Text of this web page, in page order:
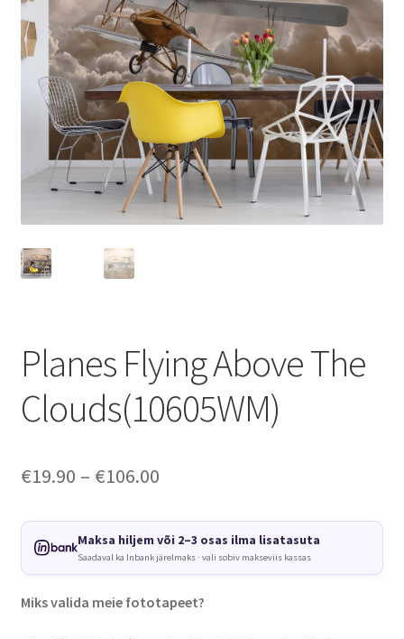
Planes Flying Above The
Clouds(10605WM)
€19.90 – €106.00Price
€19.90
through
€106.00
Maksa hiljem või 2–3 osas ilma lisatasuta
Saadaval ka Inbank järelmaks · vali sobiv makseviis kassas
Miks valida meie fototapeet?